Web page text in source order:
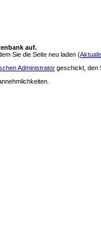
auf.
Sie die Seite neu laden (
Administrator geschickt, den